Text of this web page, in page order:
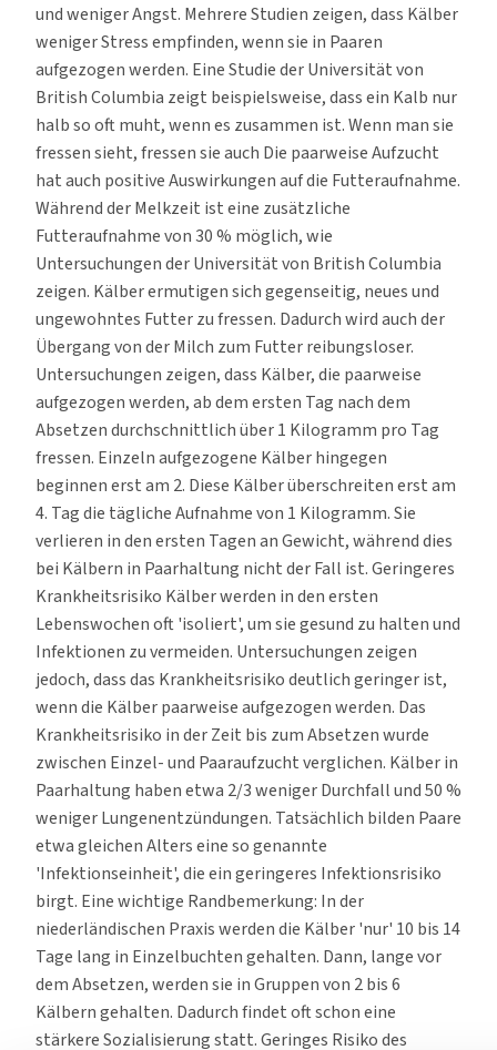
und weniger Angst. Mehrere Studien zeigen, dass Kälber
weniger Stress empfinden, wenn sie in Paaren
aufgezogen werden. Eine Studie der Universität von
British Columbia zeigt beispielsweise, dass ein Kalb nur
halb so oft muht, wenn es zusammen ist. Wenn man sie
fressen sieht, fressen sie auch Die paarweise Aufzucht
hat auch positive Auswirkungen auf die Futteraufnahme.
Während der Melkzeit ist eine zusätzliche
Futteraufnahme von 30 % möglich, wie
Untersuchungen der Universität von British Columbia
zeigen. Kälber ermutigen sich gegenseitig, neues und
ungewohntes Futter zu fressen. Dadurch wird auch der
Übergang von der Milch zum Futter reibungsloser.
Untersuchungen zeigen, dass Kälber, die paarweise
aufgezogen werden, ab dem ersten Tag nach dem
Absetzen durchschnittlich über 1 Kilogramm pro Tag
fressen. Einzeln aufgezogene Kälber hingegen
beginnen erst am 2. Diese Kälber überschreiten erst am
4. Tag die tägliche Aufnahme von 1 Kilogramm. Sie
verlieren in den ersten Tagen an Gewicht, während dies
bei Kälbern in Paarhaltung nicht der Fall ist. Geringeres
Krankheitsrisiko Kälber werden in den ersten
Lebenswochen oft 'isoliert', um sie gesund zu halten und
Infektionen zu vermeiden. Untersuchungen zeigen
jedoch, dass das Krankheitsrisiko deutlich geringer ist,
wenn die Kälber paarweise aufgezogen werden. Das
Krankheitsrisiko in der Zeit bis zum Absetzen wurde
zwischen Einzel- und Paaraufzucht verglichen. Kälber in
Paarhaltung haben etwa 2/3 weniger Durchfall und 50 %
weniger Lungenentzündungen. Tatsächlich bilden Paare
etwa gleichen Alters eine so genannte
'Infektionseinheit', die ein geringeres Infektionsrisiko
birgt. Eine wichtige Randbemerkung: In der
niederländischen Praxis werden die Kälber 'nur' 10 bis 14
Tage lang in Einzelbuchten gehalten. Dann, lange vor
dem Absetzen, werden sie in Gruppen von 2 bis 6
Kälbern gehalten. Dadurch findet oft schon eine
stärkere Sozialisierung statt. Geringes Risiko des